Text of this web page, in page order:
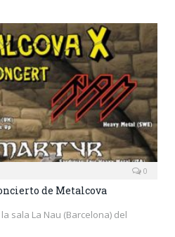
0
de Metalcova
sala La Nau (Barcelona) del